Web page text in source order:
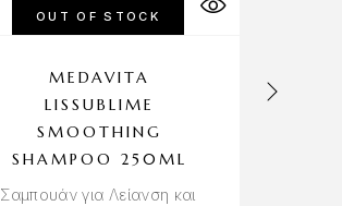
OUT OF STOCK
MEDAVITA
LISSUBLIME
SMOOTHING
SHAMPOO 250ML
Σαμπουάν για Λείανση και